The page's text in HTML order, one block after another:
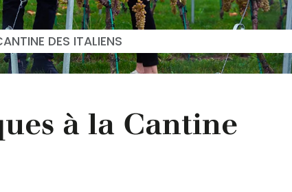
DES ITALIENS
à la Cantine